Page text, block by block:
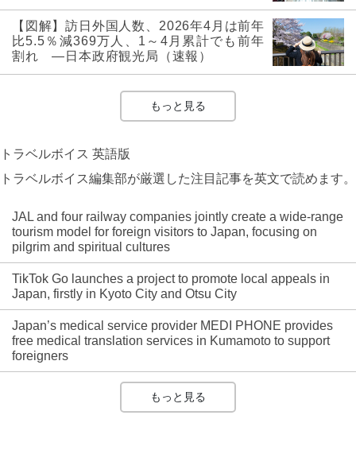
【図解】訪日外国人数、2026年4月は前年
比5.5％減369万人、1～4月累計でも前年
割れ ―日本政府観光局（速報）
もっと見る
トラベルボイス 英語版
トラベルボイス編集部が厳選した注目記事を英文で読めます。
JAL and four railway companies jointly create a wide-range
tourism model for foreign visitors to Japan, focusing on
pilgrim and spiritual cultures
TikTok Go launches a project to promote local appeals in
Japan, firstly in Kyoto City and Otsu City
Japan’s medical service provider MEDI PHONE provides
free medical translation services in Kumamoto to support
foreigners
もっと見る